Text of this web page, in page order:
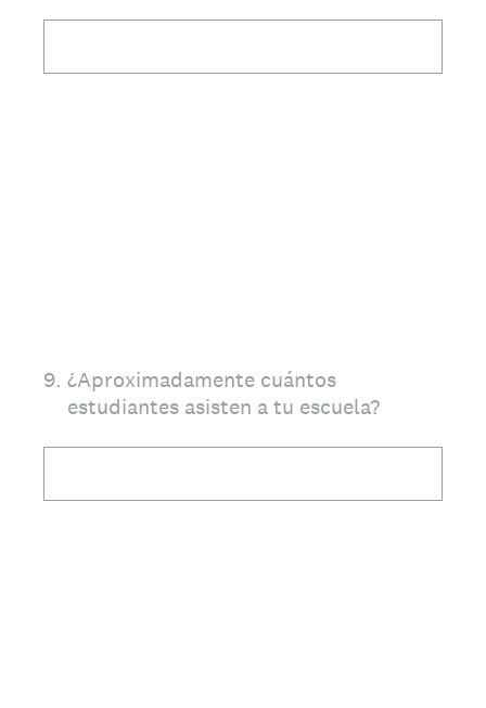
9. ¿Aproximadamente cuántos
estudiantes asisten a tu escuela?